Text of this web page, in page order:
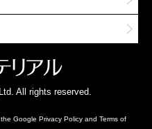
All rights reserved.
Google Privacy Policyand Terms of